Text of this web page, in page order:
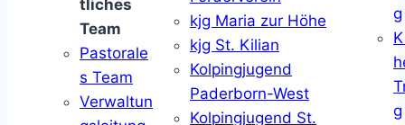
tliches
Team
Pastorale
s Team
Verwaltun
kjg Maria zur Höhe
kjg St. Kilian
Kolpingjugend
Paderborn-West
Kolpingjugend St.
g
g